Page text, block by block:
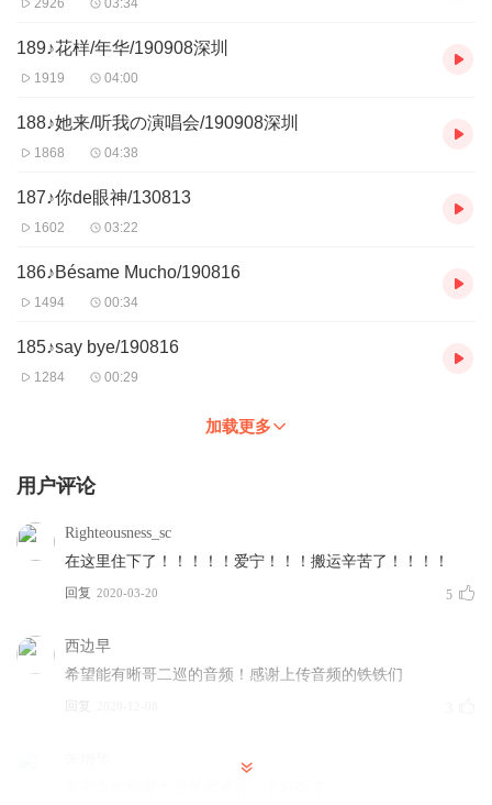
2926 03:34
189♪花样/年华/190908深圳
1919 04:00
188♪她来/听我の演唱会/190908深圳
1868 04:38
187♪你de眼神/130813
1602 03:22
186♪Bésame Mucho/190816
1494 00:34
185♪say bye/190816
1284 00:29
加载更多
用户评论
Righteousness_sc
在这里住下了！！！！！爱宁！！！搬运辛苦了！！！！
回复 2020-03-20 5
西边早
希望能有晰哥二巡的音频！感谢上传音频的铁铁们
回复